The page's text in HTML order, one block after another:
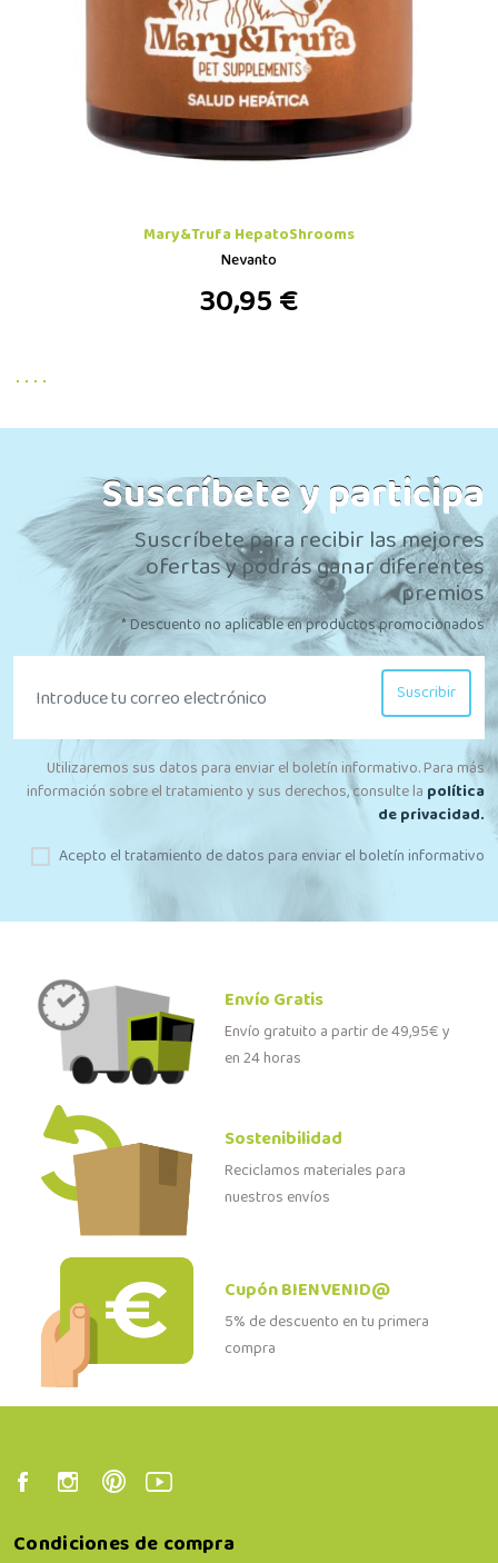
Mary&Trufa HepatoShrooms
Nevanto
30,95 €
Suscríbete y participa
Suscríbete para recibir las mejores
ofertas y podrás ganar diferentes
premios
* Descuento no aplicable en productos promocionados
Suscribir
Utilizaremos sus datos para enviar el boletín informativo. Para más
información sobre el tratamiento y sus derechos, consulte la política
de privacidad.
Acepto el tratamiento de datos para enviar el boletín informativo
Envío Gratis
Envío gratuito a partir de 49,95€ y
en 24 horas
Sostenibilidad
Reciclamos materiales para
nuestros envíos
Cupón BIENVENID@
5% de descuento en tu primera
compra
Condiciones de compra